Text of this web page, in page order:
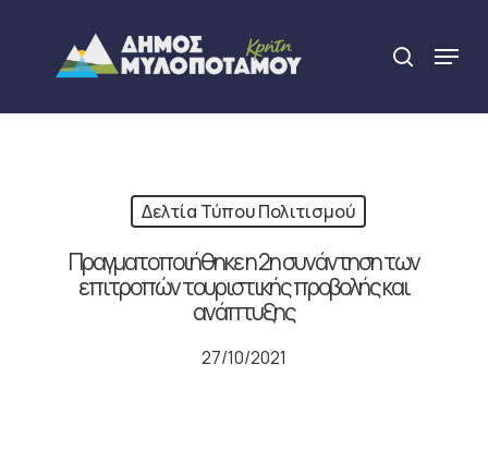
content
search
Menu
Δελτία Τύπου Πολιτισμού
Πραγματοποιήθηκε η 2η συνάντηση των
επιτροπών τουριστικής προβολής και
ανάπτυξης
27/10/2021
Close